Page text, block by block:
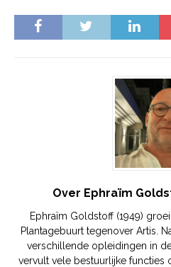
Over Ephraïm
Ephraïm Goldstoff (1949)
Plantagebuurt tegenover Artis.
verschillende opleidingen in
vervult vele bestuurlijke functies